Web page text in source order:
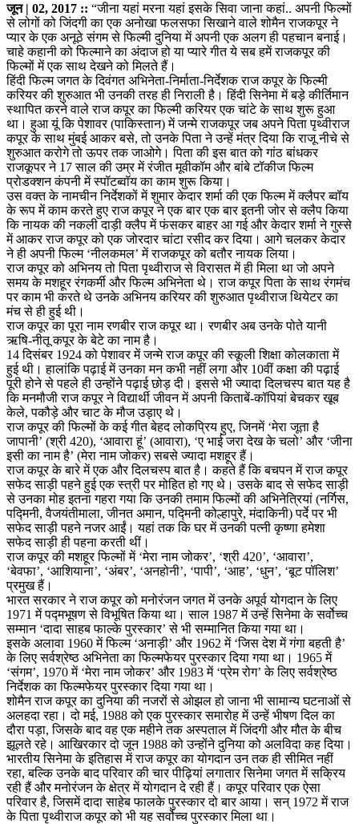
जून | 02, 2017 :: “जीना यहां मरना यहां इसके सिवा जाना कहां.. अपनी फिल्मों
से लोगों को जिंदगी का एक अनोखा फलसफा सिखाने वाले शोमैन राजकपूर ने
प्यार के एक अनूठे संगम से फिल्मी दुनिया में अपनी एक अलग ही पहचान बनाई।
चाहे कहानी को फिल्माने का अंदाज हो या प्यारे गीत ये सब हमें राजकपूर की
फिल्मों में एक साथ देखने को मिलते हैं।
हिंदी फिल्म जगत के दिवंगत अभिनेता-निर्माता-निर्देशक राज कपूर के फिल्मी
करियर की शुरुआत भी उनकी तरह ही निराली है। हिंदी सिनेमा में बड़े कीर्तिमान
स्थापित करने वाले राज कपूर का फिल्मी करियर एक चांटे के साथ शुरू हुआ
था। हुआ यूं कि पेशावर (पाकिस्तान) में जन्मे राजकपूर जब अपने पिता पृथ्वीराज
कपूर के साथ मुंबई आकर बसे, तो उनके पिता ने उन्हें मंत्र दिया कि राजू नीचे से
शुरुआत करोगे तो ऊपर तक जाओगे। पिता की इस बात को गांठ बांधकर
राजकूपर ने 17 साल की उम्र में रंजीत मूवीकॉम और बांबे टॉकीज फिल्म
प्रोडक्शन कंपनी में स्पॉटब्वॉय का काम शुरू किया।
उस वक्त के नामचीन निर्देशकों में शुमार केदार शर्मा की एक फिल्म में क्लैपर ब्वॉय
के रूप में काम करते हुए राज कपूर ने एक बार एक बार इतनी जोर से क्लैप किया
कि नायक की नकली दाड़ी क्लैप में फंसकर बाहर आ गई और केदार शर्मा ने गुस्से
में आकर राज कपूर को एक जोरदार चांटा रसीद कर दिया। आगे चलकर केदार
ने ही अपनी फिल्म ‘नीलकमल’ में राजकपूर को बतौर नायक लिया।
राज कपूर को अभिनय तो पिता पृथ्वीराज से विरासत में ही मिला था जो अपने
समय के मशहूर रंगकर्मी और फिल्म अभिनेता थे। राज कपूर पिता के साथ रंगमंच
पर काम भी करते थे उनके अभिनय करियर की शुरुआत पृथ्वीराज थियेटर का
मंच से ही हुई थी।
राज कपूर का पूरा नाम रणबीर राज कपूर था। रणबीर अब उनके पोते यानी
ऋषि-नीतू कपूर के बेटे का नाम है।
14 दिसंबर 1924 को पेशावर में जन्मे राज कपूर की स्कूली शिक्षा कोलकाता में
हुई थी। हालांकि पढ़ाई में उनका मन कभी नहीं लगा और 10वीं कक्षा की पढ़ाई
पूरी होने से पहले ही उन्होंने पढ़ाई छोड़ दी। इससे भी ज्यादा दिलचस्प बात यह है
कि मनमौजी राज कपूर ने विद्यार्थी जीवन में अपनी किताबें-कॉपियां बेचकर खूब
केले, पकौड़े और चाट के मौज उड़ाए थे।
राज कपूर की फिल्मों के कई गीत बेहद लोकप्रिय हुए, जिनमें ‘मेरा जूता है
जापानी’ (श्री 420), ‘आवारा हूं’ (आवारा), ‘ए भाई जरा देख के चलो’ और ‘जीना
इसी का नाम है’ (मेरा नाम जोकर) सबसे ज्यादा मशहूर हैं।
राज कपूर के बारे में एक और दिलचस्प बात है। कहते हैं कि बचपन में राज कपूर
सफेद साड़ी पहने हुई एक स्त्री पर मोहित हो गए थे। उसके बाद से सफेद साड़ी
से उनका मोह इतना गहरा गया कि उनकी तमाम फिल्मों की अभिनेत्रियां (नर्गिस,
पद्मिनी, वैजयंतीमाला, जीनत अमान, पद्मिनी कोल्हापुरे, मंदाकिनी) पर्दे पर भी
सफेद साड़ी पहने नजर आईं। यहां तक कि घर में उनकी पत्नी कृष्णा हमेशा
सफेद साड़ी ही पहना करती थीं।
राज कपूर की मशहूर फिल्मों में ‘मेरा नाम जोकर’, ‘श्री 420’, ‘आवारा’,
‘बेवफा’, ‘आशियाना’, ‘अंबर’, ‘अनहोनी’, ‘पापी’, ‘आह’, ‘धुन’, ‘बूट पॉलिश’
प्रमुख हैं।
भारत सरकार ने राज कपूर को मनोरंजन जगत में उनके अपूर्व योगदान के लिए
1971 में पद्मभूषण से विभूषित किया था। साल 1987 में उन्हें सिनेमा के सर्वोच्च
सम्मान ‘दादा साहब फाल्के पुरस्कार’ से भी सम्मानित किया गया था।
इसके अलावा 1960 में फिल्म ‘अनाड़ी’ और 1962 में ‘जिस देश में गंगा बहती है’
के लिए सर्वश्रेष्ठ अभिनेता का फिल्मफेयर पुरस्कार दिया गया था। 1965 में
‘संगम’, 1970 में ‘मेरा नाम जोकर’ और 1983 में ‘प्रेम रोग’ के लिए सर्वश्रेष्ठ
निर्देशक का फिल्मफेयर पुरस्कार दिया गया था।
शोमैन राज कपूर का दुनिया की नजरों से ओझल हो जाना भी सामान्य घटनाओं से
अलहदा रहा। दो मई, 1988 को एक पुरस्कार समारोह में उन्हें भीषण दिल का
दौरा पड़ा, जिसके बाद वह एक महीने तक अस्पताल में जिंदगी और मौत के बीच
झूलते रहे। आखिरकार दो जून 1988 को उन्होंने दुनिया को अलविदा कह दिया।
भारतीय सिनेमा के इतिहास में राज कपूर का योगदान उन तक ही सीमित नहीं
रहा, बल्कि उनके बाद परिवार की चार पीढ़ियां लगातार सिनेमा जगत में सक्रिय
रही हैं और मनोरंजन के क्षेत्र में योगदान दे रही हैं। कपूर परिवार एक ऐसा
परिवार है, जिसमें दादा साहेब फालके पुरस्कार दो बार आया। सन् 1972 में राज
के पिता पृथ्वीराज कपूर को भी यह सर्वोच्च पुरस्कार मिला था।